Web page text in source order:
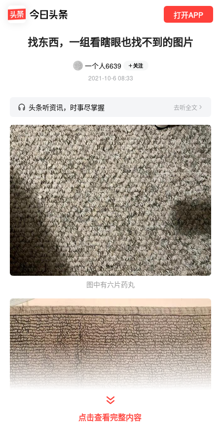
打开APP
找东西，一组看瞎眼也找不到的图片
一个人6639 关注
2021-10-6 08:33
头条听资讯，时事尽掌握 去听全文
图中有六片药丸
点击查看完整内容